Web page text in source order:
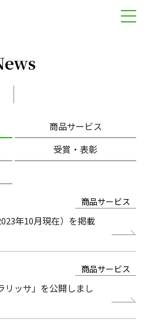
商品サービス
受賞・表彰
商品サービス
年10月現在）を掲載
商品サービス
リッサ」を公開しまし